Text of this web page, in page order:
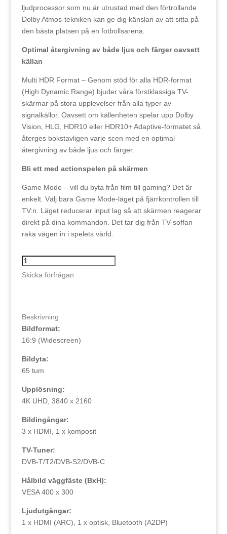
ljudprocessor som nu är utrustad med den förtrollande
Dolby Atmos-tekniken kan ge dig känslan av att sitta på
den bästa platsen på en fotbollsarena.
Optimal återgivning av både ljus och färger oavsett
källan
Multi HDR Format – Genom stöd för alla HDR-format
(High Dynamic Range) bjuder våra förstklassiga TV-
skärmar på stora upplevelser från alla typer av
signalkällor. Oavsett om källenheten spelar upp Dolby
Vision, HLG, HDR10 eller HDR10+ Adaptive-formatet så
återges bokstavligen varje scen med en optimal
återgivning av både ljus och färger.
Bli ett med actionspelen på skärmen
Game Mode – vill du byta från film till gaming? Det är
enkelt. Välj bara Game Mode-läget på fjärrkontrollen till
TV:n. Läget reducerar input lag så att skärmen reagerar
direkt på dina kommandon. Det tar dig från TV-soffan
raka vägen in i spelets värld.
Panasonic
65"
Skicka förfrågan
Beskrivning
Bildformat:
16:9 (Widescreen)
Bildyta:
65 tum
Upplösning:
4K UHD, 3840 x 2160
Bildingångar:
3 x HDMI, 1 x komposit
TV-Tuner:
DVB-T/T2/DVB-S2/DVB-C
Hålbild väggfäste (BxH):
VESA 400 x 300
Ljudutgångar:
1 x HDMI (ARC), 1 x optisk, Bluetooth (A2DP)